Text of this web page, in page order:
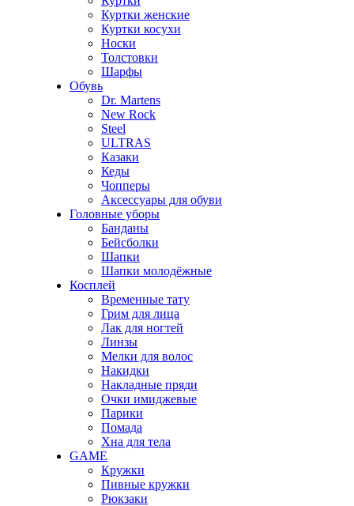
Куртки женские
Куртки косухи
Носки
Толстовки
Шарфы
Обувь
Dr. Martens
New Rock
Steel
ULTRAS
Казаки
Кеды
Чопперы
Аксессуары для обуви
Головные уборы
Банданы
Бейсболки
Шапки
Шапки молодёжные
Косплей
Временные тату
Грим для лица
Лак для ногтей
Линзы
Мелки для волос
Накидки
Накладные пряди
Очки имиджевые
Парики
Помада
Хна для тела
GAME
Кружки
Пивные кружки
Рюкзаки